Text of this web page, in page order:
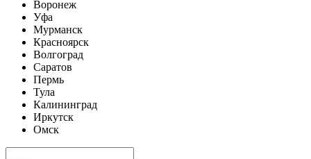
Воронеж
Уфа
Мурманск
Красноярск
Волгоград
Саратов
Пермь
Тула
Калининград
Иркутск
Омск